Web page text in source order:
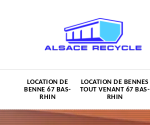
LOCATION DE
BENNE 67 BAS-
RHIN
LOCATION DE BENNES
TOUT VENANT 67 BAS-
RHIN